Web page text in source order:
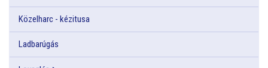
Közelharc - kézitusa
Ladbarúgás